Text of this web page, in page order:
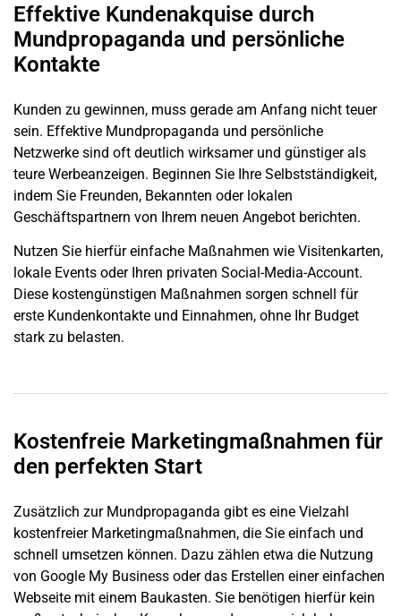
Effektive Kundenakquise durch
Mundpropaganda und persönliche
Kontakte
Kunden zu gewinnen, muss gerade am Anfang nicht teuer
sein. Effektive Mundpropaganda und persönliche
Netzwerke sind oft deutlich wirksamer und günstiger als
teure Werbeanzeigen. Beginnen Sie Ihre Selbstständigkeit,
indem Sie Freunden, Bekannten oder lokalen
Geschäftspartnern von Ihrem neuen Angebot berichten.
Nutzen Sie hierfür einfache Maßnahmen wie Visitenkarten,
lokale Events oder Ihren privaten Social-Media-Account.
Diese kostengünstigen Maßnahmen sorgen schnell für
erste Kundenkontakte und Einnahmen, ohne Ihr Budget
stark zu belasten.
Kostenfreie Marketingmaßnahmen für
den perfekten Start
Zusätzlich zur Mundpropaganda gibt es eine Vielzahl
kostenfreier Marketingmaßnahmen, die Sie einfach und
schnell umsetzen können. Dazu zählen etwa die Nutzung
von Google My Business oder das Erstellen einer einfachen
Webseite mit einem Baukasten. Sie benötigen hierfür kein